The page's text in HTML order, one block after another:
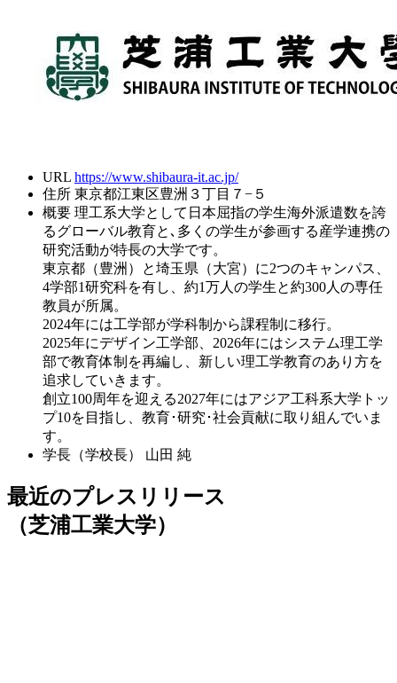
URL https://www.shibaura-it.ac.jp/
住所 東京都江東区豊洲３丁目７−５
概要 理工系大学として日本屈指の学生海外派遣数を誇
るグローバル教育と､多くの学生が参画する産学連携の
研究活動が特長の大学です。
東京都（豊洲）と埼玉県（大宮）に2つのキャンパス、
4学部1研究科を有し、約1万人の学生と約300人の専任
教員が所属。
2024年には工学部が学科制から課程制に移行。
2025年にデザイン工学部、2026年にはシステム理工学
部で教育体制を再編し、新しい理工学教育のあり方を
追求していきます。
創立100周年を迎える2027年にはアジア工科系大学トッ
プ10を目指し、教育･研究･社会貢献に取り組んでいま
す。
学長（学校長）
山田 純
最近のプレスリリース
（芝浦工業大学）